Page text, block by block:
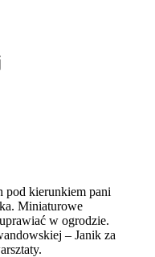
pod kierunkiem pani
Miniaturowe
w ogrodzie.
– Janik za